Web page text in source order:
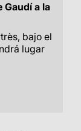
Gaudí a la
bajo el
lugar